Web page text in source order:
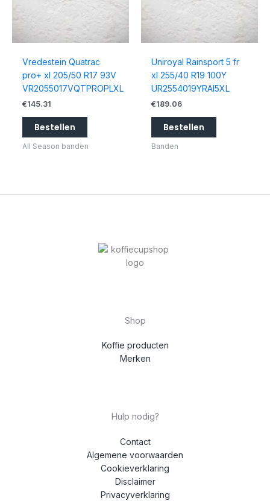
Vredestein Quatrac
pro+ xl 205/50 R17 93V
VR2055017VQTPROPLXL
€145.31
Bestellen
All Season banden
Uniroyal Rainsport 5 fr
xl 255/40 R19 100Y
UR2554019YRAI5XL
€189.06
Bestellen
Banden
Shop
Koffie producten
Merken
Hulp nodig?
Contact
Algemene voorwaarden
Cookieverklaring
Disclaimer
Privacyverklaring